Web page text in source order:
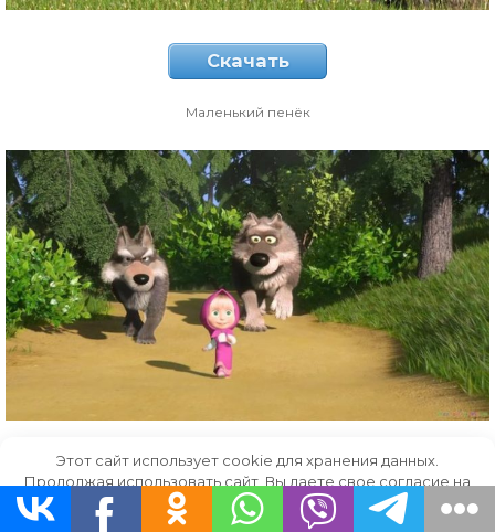
Скачать
Маленький пенёк
Скачать
Фиолетовый костюм
Этот сайт использует cookie для хранения данных.
Продолжая использовать сайт, Вы даете свое согласие на
работу с этими файлами.
OK